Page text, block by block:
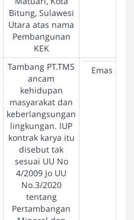
Bitung, Sulawesi
Utara atas nama
Pembangunan
KEK
Tambang PT.TMS
ancam
kehidupan
masyarakat dan
keberlangsungan
lingkungan. IUP
kontrak karya itu
disebut tak
sesuai UU No
4/2009 Jo UU
No.3/2020
tentang
Pertambangan
Emas